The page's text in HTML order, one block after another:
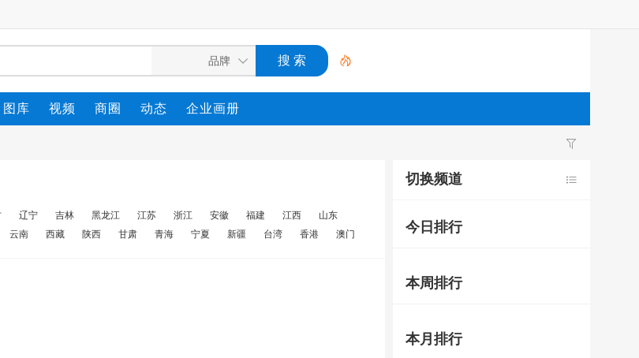
图库 视频 商圈 动态 企业画册
辽宁 吉林 黑龙江 江苏 浙江 安徽 福建 江西
山东
云南 西藏 陕西 甘肃 青海 宁夏 新疆 台湾 香港 澳门
切换频道
今日排行
本周排行
本月排行